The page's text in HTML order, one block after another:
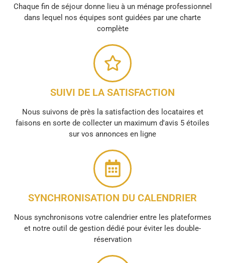
Chaque fin de séjour donne lieu à un ménage professionnel
dans lequel nos équipes sont guidées par une charte
complète
SUIVI DE LA SATISFACTION
Nous suivons de près la satisfaction des locataires et
faisons en sorte de collecter un maximum d'avis 5 étoiles
sur vos annonces en ligne
SYNCHRONISATION DU CALENDRIER
Nous synchronisons votre calendrier entre les plateformes
et notre outil de gestion dédié pour éviter les double-
réservation